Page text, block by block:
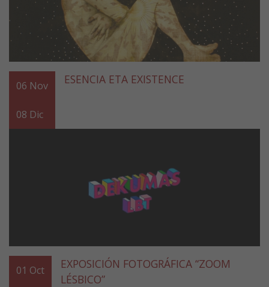
06 Nov
08 Dic
ESENCIA ETA EXISTENCE
01 Oct
EXPOSICIÓN FOTOGRÁFICA “ZOOM
LÉSBICO”